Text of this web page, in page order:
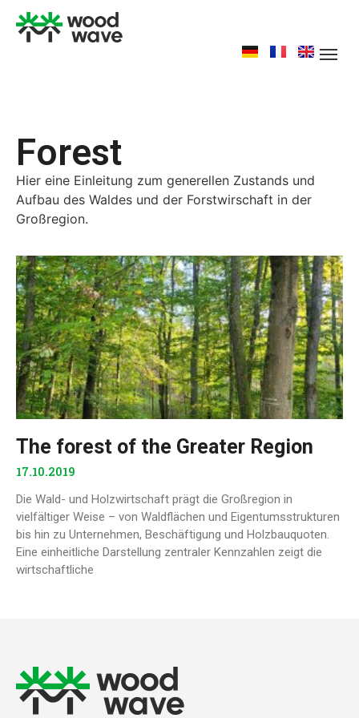
Forest
Hier eine Einleitung zum generellen Zustands und
Aufbau des Waldes und der Forstwirschaft in der
Großregion.
The forest of the Greater Region
17.10.2019
Die Wald- und Holzwirtschaft prägt die Großregion in
vielfältiger Weise – von Waldflächen und Eigentumsstrukturen
bis hin zu Unternehmen, Beschäftigung und Holzbauquoten.
Eine einheitliche Darstellung zentraler Kennzahlen zeigt die
wirtschaftliche